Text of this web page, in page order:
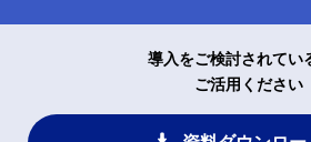
導入をご検討されてい
ご活用ください